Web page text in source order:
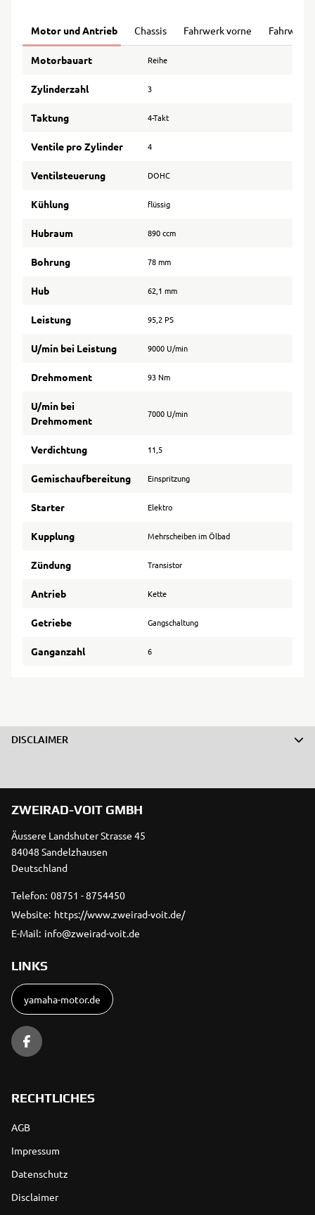
Motor und Antrieb Chassis Fahrwerk vorne Fahrwerk
Motorbauart Reihe
Zylinderzahl 3
Taktung 4-Takt
Ventile pro Zylinder 4
Ventilsteuerung DOHC
Kühlung flüssig
Hubraum 890 ccm
Bohrung 78 mm
Hub 62,1 mm
Leistung 95,2 PS
U/min bei Leistung 9000 U/min
Drehmoment 93 Nm
U/min bei
Drehmoment
7000 U/min
Verdichtung 11,5
Gemischaufbereitung Einspritzung
Starter Elektro
Kupplung Mehrscheiben im Ölbad
Zündung Transistor
Antrieb Kette
Getriebe Gangschaltung
Ganganzahl 6
DISCLAIMER
ZWEIRAD-VOIT GMBH
Äussere Landshuter Strasse 45
84048 Sandelzhausen
Deutschland
Telefon: 08751 - 8754450
Website: https://www.zweirad-voit.de/
E-Mail: info@zweirad-voit.de
LINKS
yamaha-motor.de
RECHTLICHES
AGB
Impressum
Datenschutz
Disclaimer